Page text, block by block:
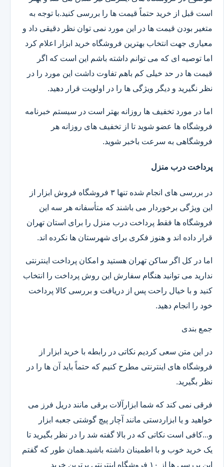
است قبل از خرید حتماً قیمت ها را بررسی کنید.با توجه به
متغیر بودن قیمت ها در این مورد نمی توان نظر دقیقی داد و
معیاری جهت انتخاب بهترین فروشگاه خرید ابزار اعلام کرد
اما توصیه ای که می توانم داشته باشم این است که اگر
قیمت ها در حد خیلی کم باهم تفاوت داشت این مورد را در
نظر نگیرید و دیگر ویژگی ها را در اولویت قرار دهید.
اما در مورد تخفیف ها روزانه بهتر است در سیستم خبرنامه
فروشگاه ها عضو شوید تا از تخفیف های روزانه هر
فروشگاهی به سرعت باخبر شوید.
پرداخت درب منزل
در بررسی های انجام شده تنها ۳ فروشگاه فروش ابزار از
این ویژگی برخوردار می باشند که متأسفانه هر سه این
فروشگاه ها فقط پرداخت درب منزل را برای استان تهران
قرار داده اند و هنوز فکری برای شهرستان ها نکرده اند.
اما در کل اگر ساکن تهران هستید و امکان پرداخت اینترنتی
ندارید می توانید هنگام سفارش این روش پرداخت را انتخاب
کنید و با خیال راحت پس از دریافت و بررسی کالا پرداخت
خود را انجام دهید.
جمع بندی
در این متن سعی کردیم نکاتی در رابطه با خرید ابزار از
فروشگاه های اینترنتی مطرح کنیم که حتماً باید آن ها را در
نظر بگیرید.
فرقی نمی کند که شما ابزارآلات برقی مانند دریل فرز می
خواهید و یا ابزاردستی مانند آچار پیچ گوشتی جعبه ابزار
و...کافی است نکاتی که در بالا گفته شد را در نظر بگیرید تا
یک خرید خوب و با اطمینان داشته باشید.همان طور که گفتم
این بررسی ها از ۱۰ فروشگاه اینترنتی برترین خرید